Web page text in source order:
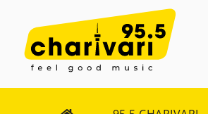
Inhalt
springen